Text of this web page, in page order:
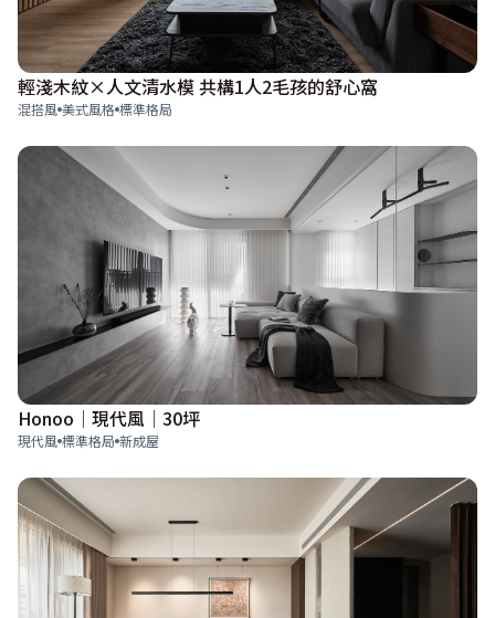
輕淺木紋×人文清水模 共構1人2毛孩的舒心窩
混搭風 美式風格 標準格局
Honoo│現代風│30坪
現代風 標準格局 新成屋